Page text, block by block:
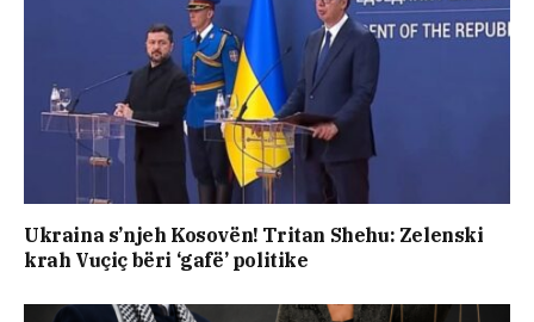
Ukraina s’njeh Kosovën! Tritan Shehu: Zelenski
krah Vuçiç bëri ‘gafë’ politike